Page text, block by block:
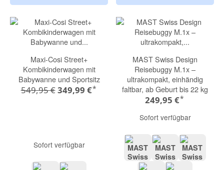
Maxi-Cosi Street+
Kombikinderwagen mit
Babywanne und Sportsitz
549,95 €349,99 €*
Sofort verfügbar
MAST Swiss Design
Reisebuggy M.1x –
ultrakompakt, einhändig
faltbar, ab Geburt bis 22 kg
249,95 €*
Sofort verfügbar
DARK GREYVOLCANIC ASH